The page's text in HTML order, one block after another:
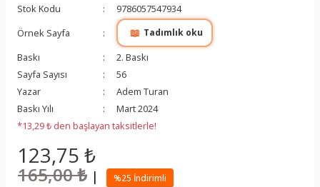
Stok Kodu
9786057547934
Örnek Sayfa
📖 Tadımlık oku
Baskı
2. Baskı
Sayfa Sayısı
56
Yazar
Adem Turan
Baskı Yılı
Mart 2024
*13,29 ₺ den başlayan taksitlerle!
123,75 ₺
165,00 ₺ | %25 İndirimli